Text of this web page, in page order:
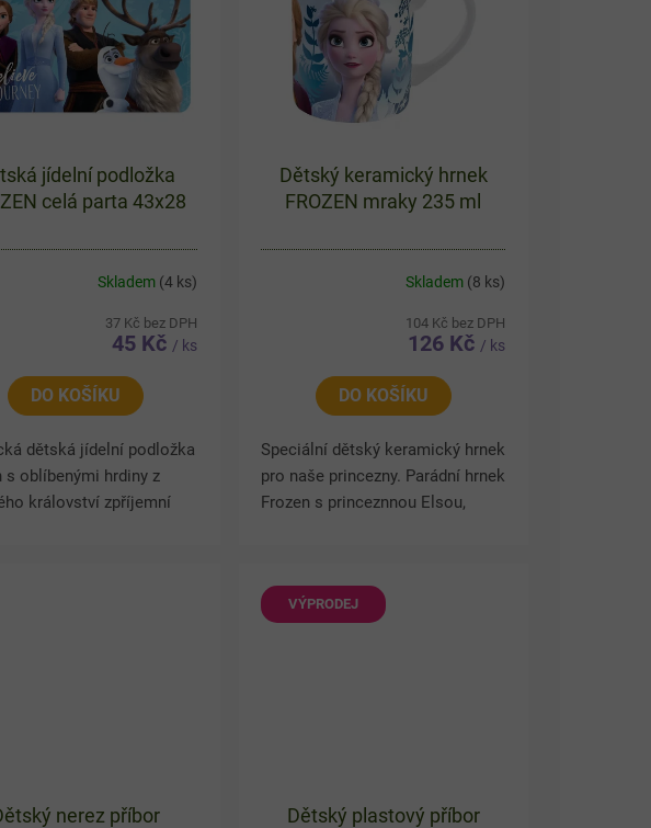
jídelní podložka
celá parta 43x28
Skladem (4 ks)
37 Kč bez DPH
45 Kč / ks
DO KOŠÍKU
dětská jídelní podložka
s oblíbenými hrdiny z
království zpříjemní
Dětský keramický hrnek
FROZEN mraky 235 ml
Skladem (8 ks)
104 Kč bez DPH
126 Kč / ks
DO KOŠÍKU
Speciální dětský keramický hrnek
pro naše princezny. Parádní hrnek
Frozen s princeznnou Elsou,
chybět na královském...
nerez příbor
VÝPRODEJ
Dětský plastový příbor